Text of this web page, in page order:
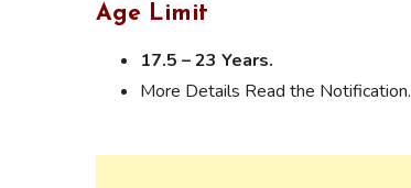
Age Limit
17.5 – 23 Years.
More Details Read the Notification.